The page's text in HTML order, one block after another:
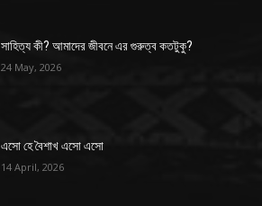
সাহিত্য কী? আমাদের জীবনে এর গুরুত্ব কতটুকু?
24 May, 2026
এসো হে বৈশাখ এসো এসো
14 April, 2026